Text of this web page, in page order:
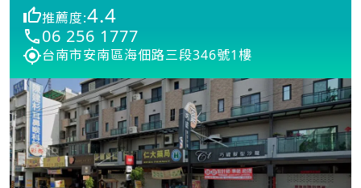
推薦度:4.4
06 256 1777
台南市安南區海佃路三段346號1樓